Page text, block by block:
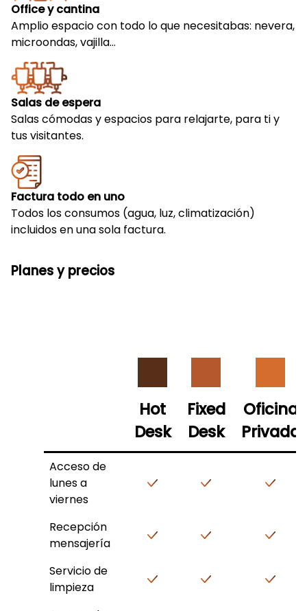
Office y cantina
Amplio espacio con todo lo que necesitabas: nevera,
microondas, vajilla…
Salas de espera
Salas cómodas y espacios para relajarte, para ti y
tus visitantes.
Factura todo en uno
Todos los consumos (agua, luz, climatización)
incluidos en una sola factura.
Planes y precios
Hot
Desk
Fixed
Desk
Oficina
Privada
Acceso de
lunes a
viernes
Recepción
mensajería
Servicio de
limpieza